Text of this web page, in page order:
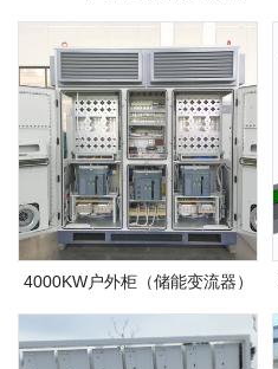
4000KW户外柜（储能变流器）